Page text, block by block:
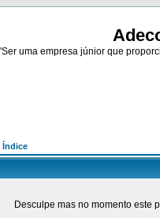
uma empresa júnior que
Índice
Desculpe mas no momento este